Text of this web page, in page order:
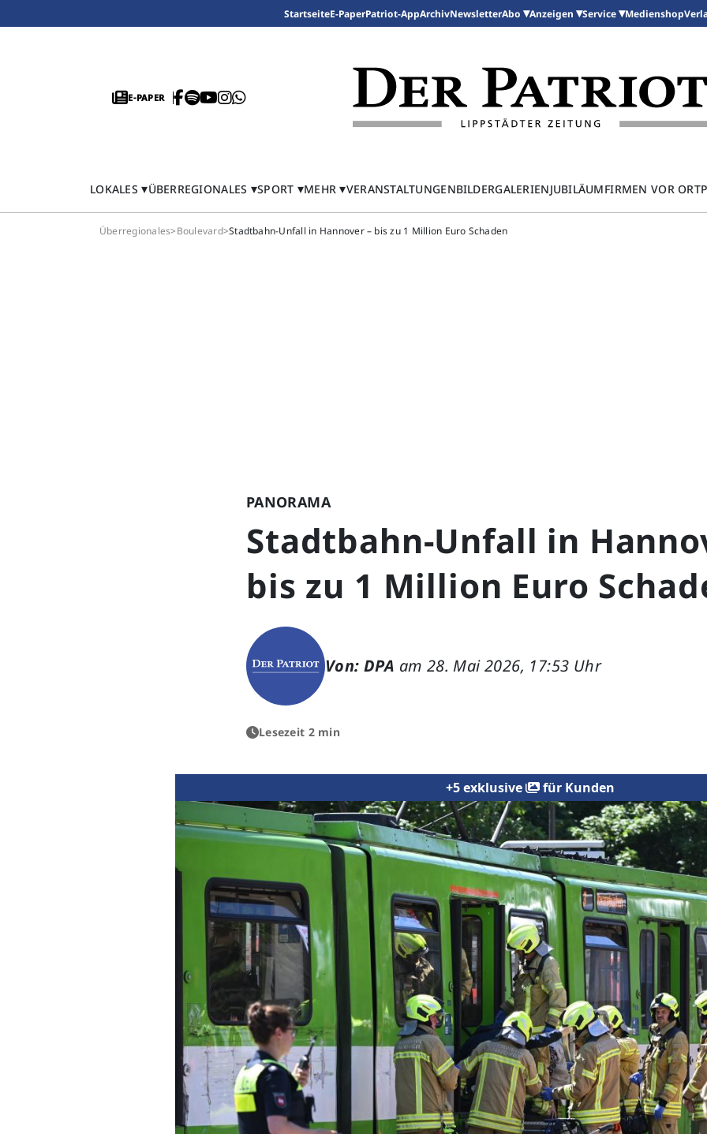
StartseiteE-PaperPatriot-AppArchivNewsletterAbo Anzeigen Service Medienshop
E-PAPER
LOKALES ÜBERREGIONALES SPORT MEHR VERANSTALTUNGENBILDERGALERIENJUBILÄUMFIRMEN VOR ORT
Überregionales>Boulevard>Stadtbahn-Unfall in Hannover – bis zu 1 Million Euro Schaden
PANORAMA
Stadtbahn-Unfall in
bis zu 1 Million Euro
Von: DPA am 28. Mai 2026, 17:53 Uhr
Lesezeit 2 min
+5 exklusive für Kunden
Previous